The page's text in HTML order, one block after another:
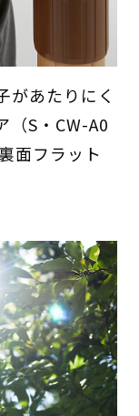
があたりにく
S・CW-A0
面フラット